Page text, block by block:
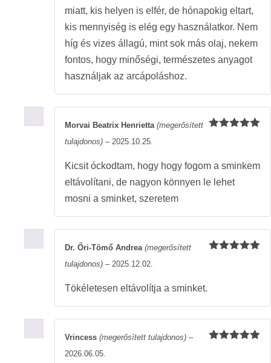
miatt, kis helyen is elfér, de hónapokig eltart,
kis mennyiség is elég egy használatkor. Nem
híg és vizes állagú, mint sok más olaj, nekem
fontos, hogy minőségi, természetes anyagot
használjak az arcápoláshoz.
Morvai Beatrix Henrietta (megerősített
tulajdonos) – 2025.10.25.
Kicsit óckodtam, hogy hogy fogom a sminkem
eltávolítani, de nagyon könnyen le lehet
mosni a sminket, szeretem
Dr. Őri-Tömő Andrea (megerősített
tulajdonos) – 2025.12.02.
Tökéletesen eltávolítja a sminket.
Vrincess (megerősített tulajdonos) –
2026.06.05.